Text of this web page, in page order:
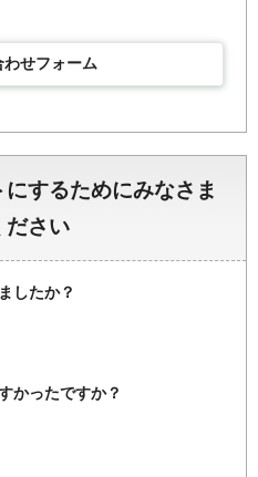
わせフォーム
するためにみなさま
ださい
したか？
かったですか？